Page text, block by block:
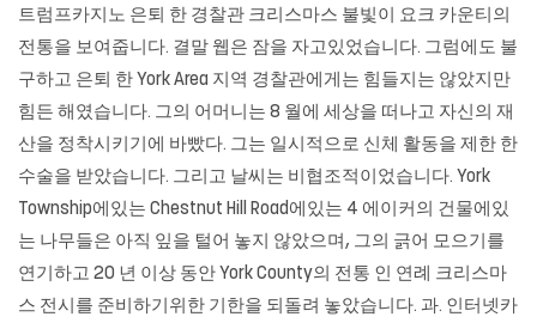
트럼프카지노 은퇴 한 경찰관 크리스마스 불빛이 요크 카운티의
전통을 보여줍니다. 결말 웹은 잠을 자고있었습니다. 그럼에도 불
구하고 은퇴 한 York Area 지역 경찰관에게는 힘들지는 않았지만
힘든 해였습니다. 그의 어머니는 8 월에 세상을 떠나고 자신의 재
산을 정착시키기에 바빴다. 그는 일시적으로 신체 활동을 제한 한
수술을 받았습니다. 그리고 날씨는 비협조적이었습니다. York
Township에있는 Chestnut Hill Road에있는 4 에이커의 건물에있
는 나무들은 아직 잎을 털어 놓지 않았으며, 그의 긁어 모으기를
연기하고 20 년 이상 동안 York County의 전통 인 연례 크리스마
스 전시를 준비하기위한 기한을 되돌려 놓았습니다. 과. 인터넷카